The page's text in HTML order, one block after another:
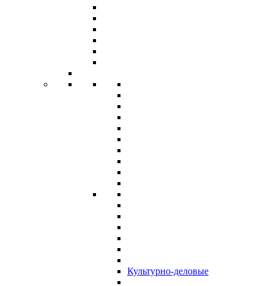
Культурно-деловые